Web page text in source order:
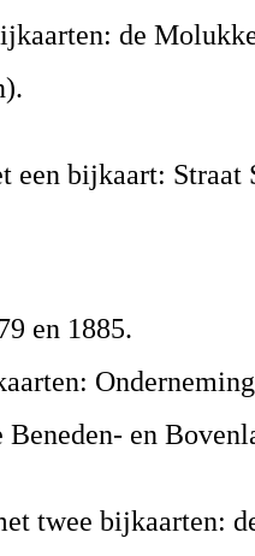
de
een bijkaart: Straat
en 1885.
en
twee bijkaarten: